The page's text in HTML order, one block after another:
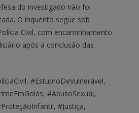
do investigado não foi
O inquérito segue sob
Civil, com encaminhamento
após a conclusão das
#EstuproDeVulnerável,
#AbusoSexual,
#Justiça,